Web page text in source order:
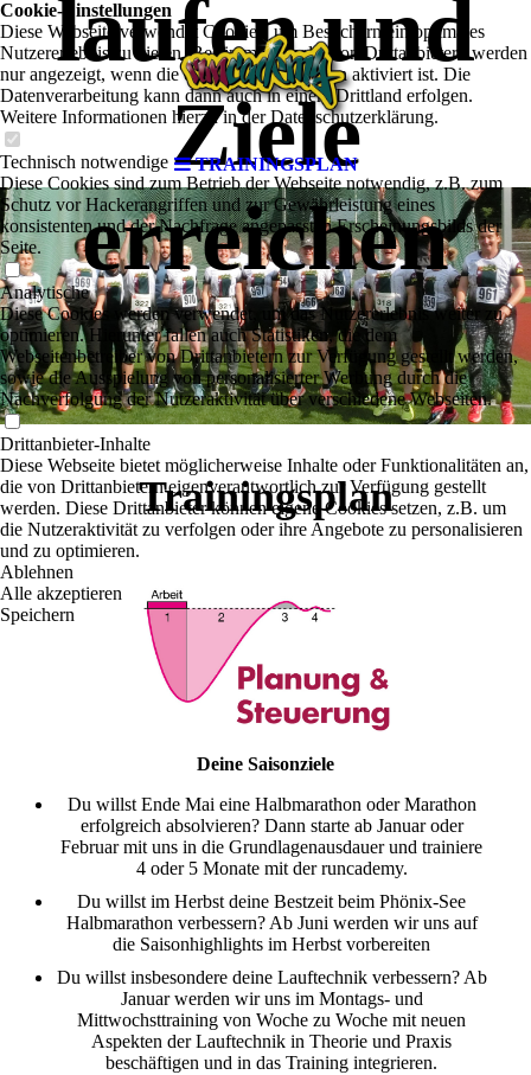
TRAININGSPLAN
laufen und
Ziele
erreichen
Trainingsplan
Deine Saisonziele
Du willst Ende Mai eine Halbmarathon oder Marathon
erfolgreich absolvieren? Dann starte ab Januar oder
Februar mit uns in die Grundlagenausdauer und trainiere
4 oder 5 Monate mit der runcademy.
Du willst im Herbst deine Bestzeit beim Phönix-See
Halbmarathon verbessern? Ab Juni werden wir uns auf
die Saisonhighlights im Herbst vorbereiten
Du willst insbesondere deine Lauftechnik verbessern? Ab
Januar werden wir uns im Montags- und
Mittwochsttraining von Woche zu Woche mit neuen
Aspekten der Lauftechnik in Theorie und Praxis
beschäftigen und in das Training integrieren.
Cookie-Einstellungen
Diese Webseite verwendet Cookies, um Besuchern ein optimales
Nutzererlebnis zu bieten. Bestimmte Inhalte von Drittanbietern werden
nur angezeigt, wenn die entsprechende Option aktiviert ist. Die
Datenverarbeitung kann dann auch in einem Drittland erfolgen.
Weitere Informationen hierzu in der Datenschutzerklärung.
Technisch notwendige
Diese Cookies sind zum Betrieb der Webseite notwendig, z.B. zum
Schutz vor Hackerangriffen und zur Gewährleistung eines
konsistenten und der Nachfrage angepassten Erscheinungsbilds der
Seite.
Analytische
Diese Cookies werden verwendet, um das Nutzererlebnis weiter zu
optimieren. Hierunter fallen auch Statistiken, die dem
Webseitenbetreiber von Drittanbietern zur Verfügung gestellt werden,
sowie die Ausspielung von personalisierter Werbung durch die
Nachverfolgung der Nutzeraktivität über verschiedene Webseiten.
Drittanbieter-Inhalte
Diese Webseite bietet möglicherweise Inhalte oder Funktionalitäten an,
die von Drittanbietern eigenverantwortlich zur Verfügung gestellt
werden. Diese Drittanbieter können eigene Cookies setzen, z.B. um
die Nutzeraktivität zu verfolgen oder ihre Angebote zu personalisieren
und zu optimieren.
Ablehnen
Alle akzeptieren
Speichern